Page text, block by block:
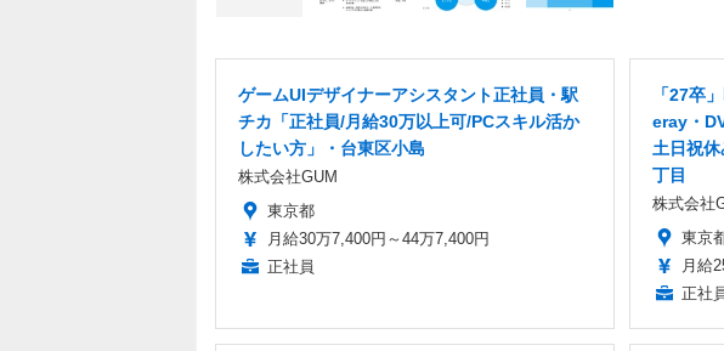
ゲームUIデザイナーアシスタント正社員・駅
チカ「正社員/月給30万以上可/PCスキル活か
したい方」・台東区小島
株式会社GUM
東京都
月給30万7,400円～44万7,400円
正社員
「27卒
eray・
土日祝
丁目
株式会社
東京
月給
正社